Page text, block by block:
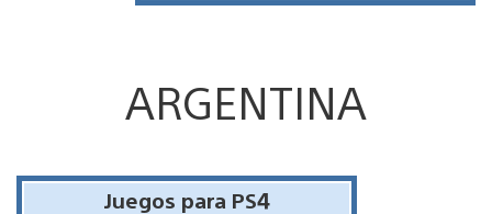
ARGENTINA
Juegos para PS4